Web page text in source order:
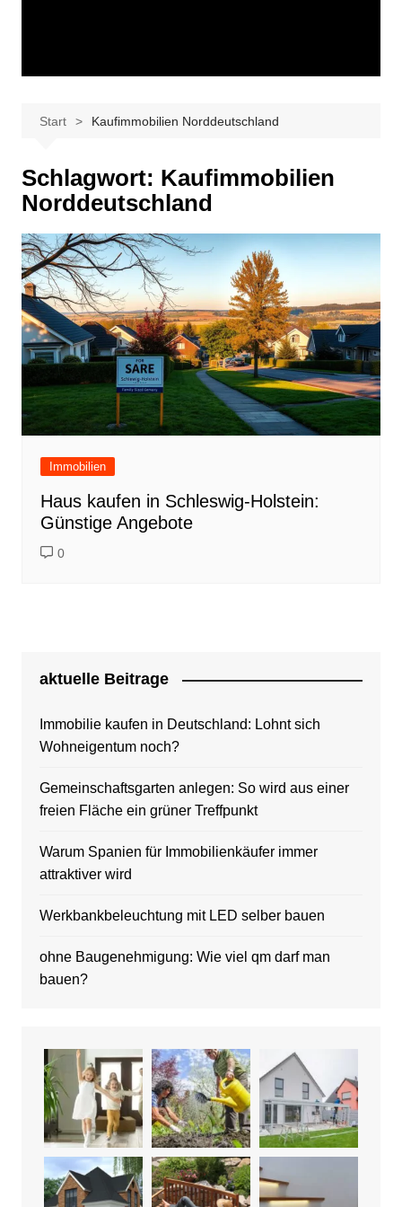
Start Kaufimmobilien Norddeutschland
Schlagwort: Kaufimmobilien
Norddeutschland
Immobilien
Haus kaufen in Schleswig-Holstein:
Günstige Angebote
0
aktuelle Beitrage
Immobilie kaufen in Deutschland: Lohnt sich
Wohneigentum noch?
Gemeinschaftsgarten anlegen: So wird aus einer
freien Fläche ein grüner Treffpunkt
Warum Spanien für Immobilienkäufer immer
attraktiver wird
Werkbankbeleuchtung mit LED selber bauen
ohne Baugenehmigung: Wie viel qm darf man
bauen?